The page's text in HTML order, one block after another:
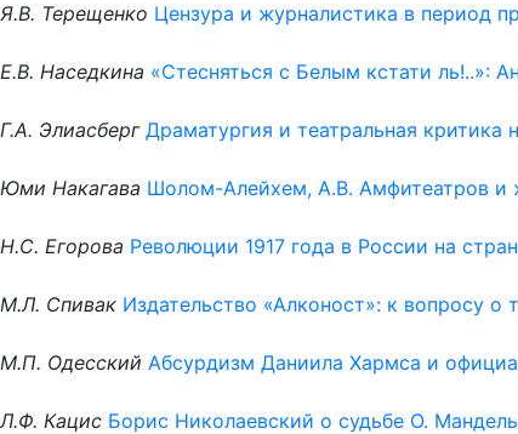
Я.В. Терещенко Цензура и журналистика в период
Е.В. Наседкина «Стесняться с Белым кстати ль!..»:
Г.А. Элиасберг Драматургия и театральная критика
Юми Накагава Шолом-Алейхем, А.В. Амфитеатров и
Н.С. Егорова Революции 1917 года в России на
М.Л. Спивак Издательство «Алконост»: к вопросу о
М.П. Одесский Абсурдизм Даниила Хармса и
Л.Ф. Кацис Борис Николаевский о судьбе О.